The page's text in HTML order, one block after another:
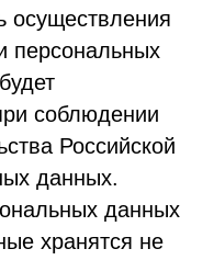
осуществления
персональных
соблюдении
Российской
данных.
данных
хранятся не